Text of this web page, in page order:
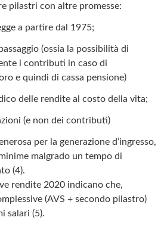
pilastri con altre promesse:
a partire dal 1975;
(ossia la possibilità di
i contributi in caso di
e quindi di cassa pensione)
delle rendite al costo della vita;
(e non dei contributi)
per la generazione d’ingresso,
malgrado un tempo di
(4).
rendite 2020 indicano che,
(AVS + secondo pilastro)
salari (5).